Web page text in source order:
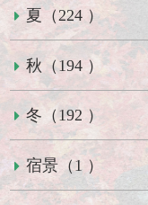
夏（224 ）
秋（194 ）
冬（192 ）
宿景（1 ）